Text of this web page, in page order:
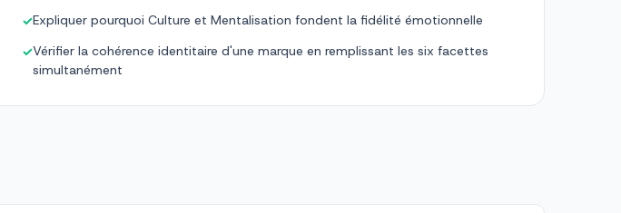
✓Expliquer pourquoi Culture et Mentalisation fondent la fidélité émotionnelle
✓Vérifier la cohérence identitaire d'une marque en remplissant les six facettes
simultanément